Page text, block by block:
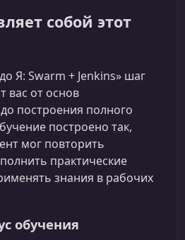
собой этот
Я: Swarm + Jenkins» шаг
вас от основ
построения полного
построено так,
мог повторить
практические
знания в рабочих
обучения